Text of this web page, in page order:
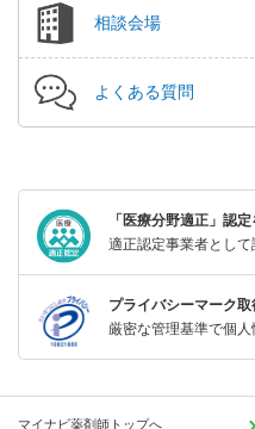
相談会場
よくある質問
「医療分野適正」認
適正認定事業者として
プライバシーマーク取
厳密な管理基準で個人
マイナビ薬剤師トップへ